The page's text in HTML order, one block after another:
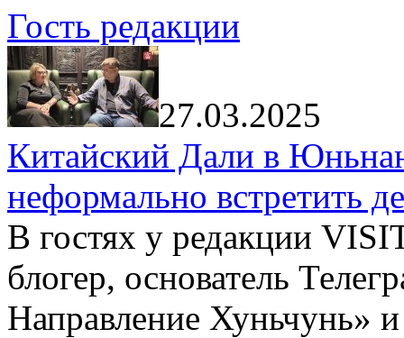
Гость редакции
27.03.2025
Китайский Дали в
неформально встретить
В гостях у редакции
блогер, основатель
Направление Хуньчунь»